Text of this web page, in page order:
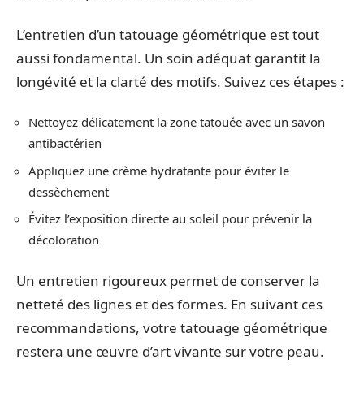
L’entretien d’un tatouage géométrique est tout
aussi fondamental. Un soin adéquat garantit la
longévité et la clarté des motifs. Suivez ces étapes :
Nettoyez délicatement la zone tatouée avec un savon
antibactérien
Appliquez une crème hydratante pour éviter le
dessèchement
Évitez l’exposition directe au soleil pour prévenir la
décoloration
Un entretien rigoureux permet de conserver la
netteté des lignes et des formes. En suivant ces
recommandations, votre tatouage géométrique
restera une œuvre d’art vivante sur votre peau.